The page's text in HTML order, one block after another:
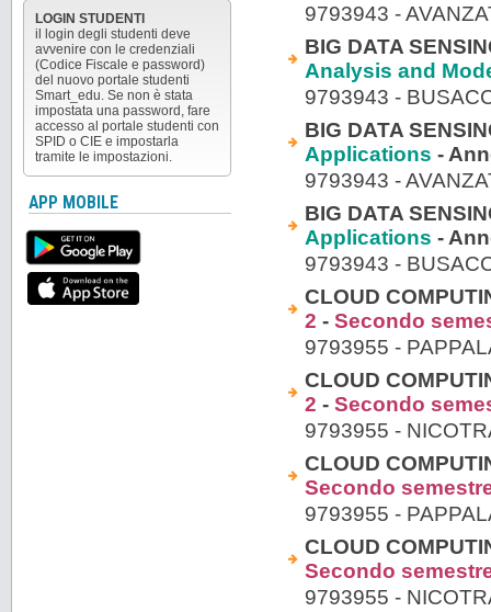
9793943 -
BIG DATA
Analysis and
9793943 -
BIG DATA
Applications -
9793943 -
BIG DATA
Applications -
9793943 -
CLOUD
2 - Secondo
9793955 -
CLOUD
2 - Secondo
9793955 -
CLOUD
Secondo
9793955 -
CLOUD
Secondo
9793955 -
LOGIN STUDENTI
il login degli studenti deve
avvenire con le credenziali
(Codice Fiscale e password)
del nuovo portale studenti
Smart_edu. Se non è stata
impostata una password, fare
accesso al portale studenti con
SPID o CIE e impostarla
tramite le impostazioni.
APP MOBILE